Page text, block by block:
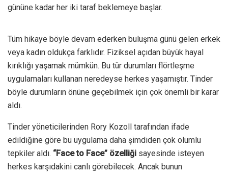
gününe kadar her iki taraf beklemeye başlar.
Tüm hikaye böyle devam ederken buluşma günü gelen erkek
veya kadın oldukça farklıdır. Fiziksel açıdan büyük hayal
kırıklığı yaşamak mümkün. Bu tür durumları flörtleşme
uygulamaları kullanan neredeyse herkes yaşamıştır. Tinder
böyle durumların önüne geçebilmek için çok önemli bir karar
aldı.
Tinder yöneticilerinden Rory Kozoll tarafından ifade
edildiğine göre bu uygulama daha şimdiden çok olumlu
tepkiler aldı. “Face to Face” özelliği sayesinde isteyen
herkes karşıdakini canlı görebilecek. Ancak bunun